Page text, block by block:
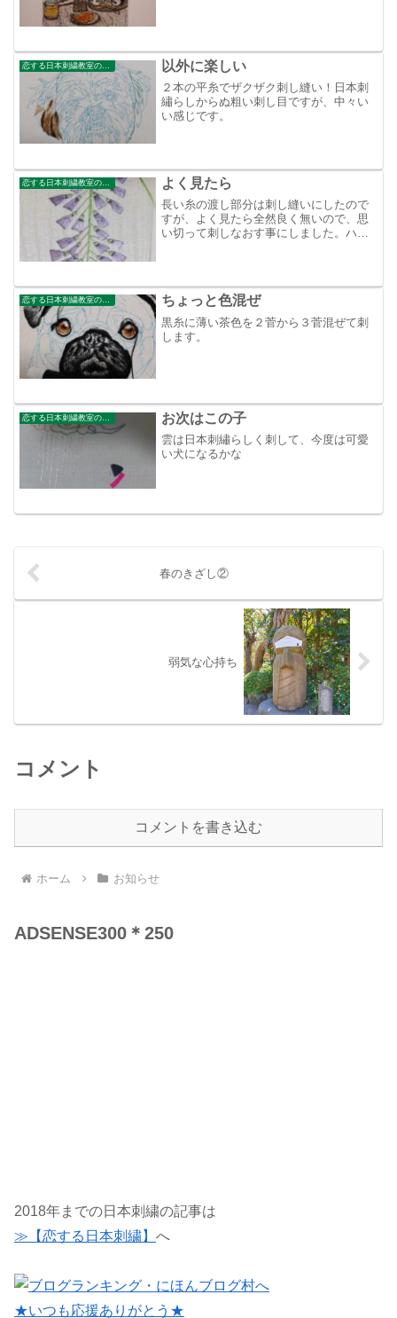
以外に楽しい
２本の平糸でザクザク刺し縫い！日本刺
繡らしからぬ粗い刺し目ですが、中々い
い感じです。
よく見たら
長い糸の渡し部分は刺し縫いにしたので
すが、よく見たら全然良く無いので、思
い切って刺しなおす事にしました。ハサ
恋する日本刺繍教室のブログ ちょっと色混ぜ
黒糸に薄い茶色を２菅から３菅混ぜて刺
します。
お次はこの子
雲は日本刺繡らしく刺して、今度は可愛
い犬になるかな
春のきざし②
弱気な心持ち
コメント
コメントを書き込む
ホーム お知らせ
ADSENSE300＊250
2018年までの日本刺繍の記事は
≫【恋する日本刺繍】 へ
★いつも応援ありがとう★